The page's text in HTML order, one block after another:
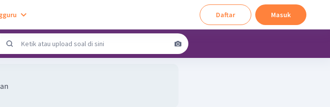
Daftar Masuk